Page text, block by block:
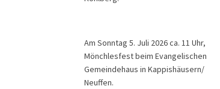
Am Sonntag 5. Juli 2026 ca. 11 Uhr,
Mönchlesfest beim Evangelischen
Gemeindehaus in Kappishäusern/
Neuffen.